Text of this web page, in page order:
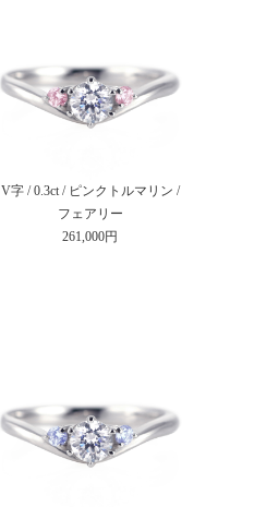
V字 / 0.3ct / ピンクトルマリン /
フェアリー
261,000円